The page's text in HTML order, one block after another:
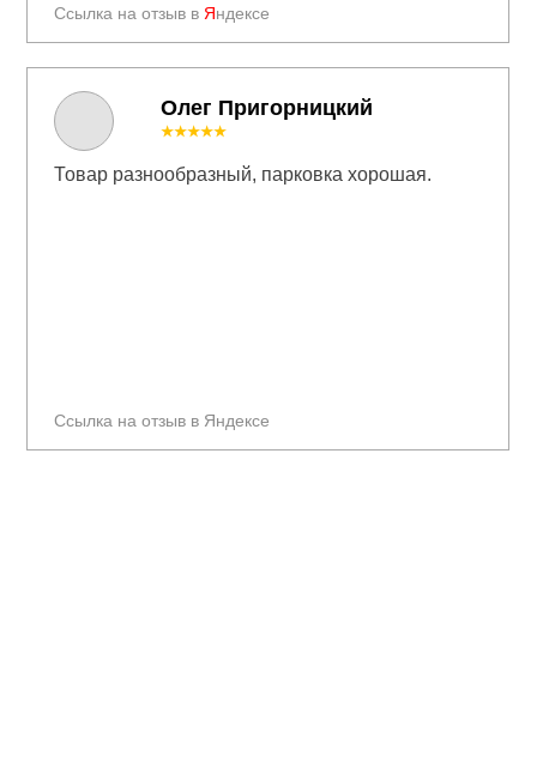
Олег Пригорницкий
Ссылка на отзыв в Яндексе
Ссылка на отзыв в Яндексе
★★★★★
Товар разнообразный, парковка хорошая.